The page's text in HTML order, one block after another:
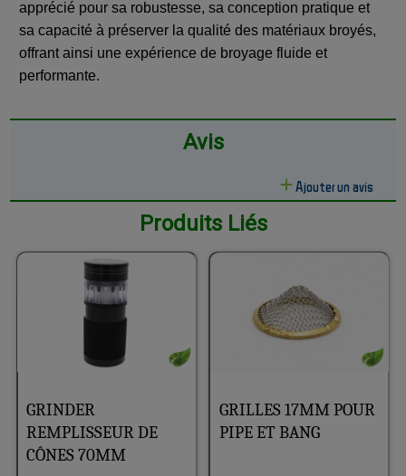
apprécié pour sa robustesse, sa conception pratique et
sa capacité à préserver la qualité des matériaux broyés,
offrant ainsi une expérience de broyage fluide et
performante.
Avis
Ajouter un avis
Produits Liés
GRINDER
REMPLISSEUR DE
CÔNES 70MM
GRILLES 17MM POUR
PIPE ET BANG